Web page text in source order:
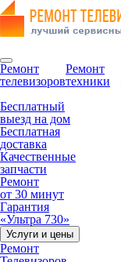
Ремонт
телевизоров
Ремонт
техники
Бесплатный
выезд на дом
Бесплатная
доставка
Качественные
запчасти
Ремонт
от 30 минут
Гарантия
«Ультра 730»
Услуги и цены
Ремонт